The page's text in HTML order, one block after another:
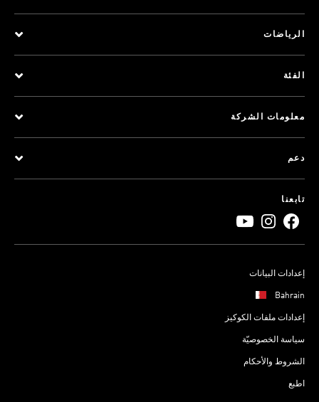
الرياضات
الفئة
معلومات الشركة
دعم
تابعنا
إعدادات البيانات
Bahrain
إعدادات ملفات الكوكيز
سياسة الخصوصيّة
الشروط والأحكام
اطبع